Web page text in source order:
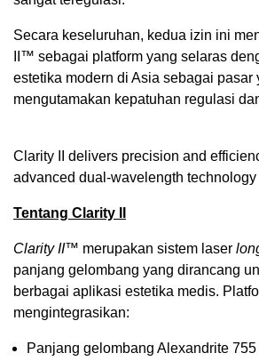
Secara keseluruhan, kedua izin ini
II™ sebagai platform yang selaras
estetika modern di Asia sebagai pasar
mengutamakan kepatuhan regulasi
Clarity II delivers precision and
advanced dual-wavelength technology
Tentang Clarity II
Clarity II™ merupakan sistem laser
panjang gelombang yang dirancang
berbagai aplikasi estetika medis.
mengintegrasikan:
Panjang gelombang Alexandrite